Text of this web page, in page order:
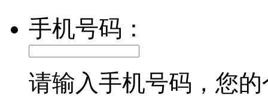
手机号码：
请输入手机号码，您